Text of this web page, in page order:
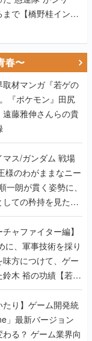
で【橋野桂インタ
春〜
材マンガ『若ゲの
『ポケモン』田尻
藤雅伸さんらの貴
/ガンダム 戦場
様のわがままなニー
朗が貫く姿勢に、
ての矜持を見た
】
ャファイター編】
に、軍事技術を採り
方につけて、ゲー
木 裕の功績【若ゲ
たり】ゲーム開発統
」最新バージョン
る？ ゲーム業界向